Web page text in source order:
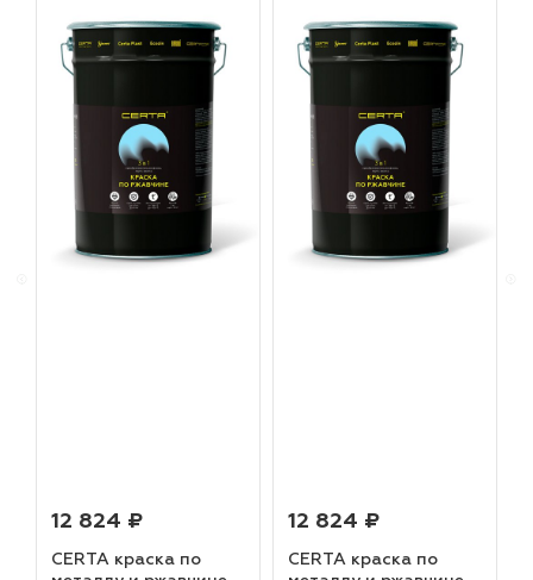
12 824 ₽
CERTA краска по
12 824 ₽
CERTA краска по